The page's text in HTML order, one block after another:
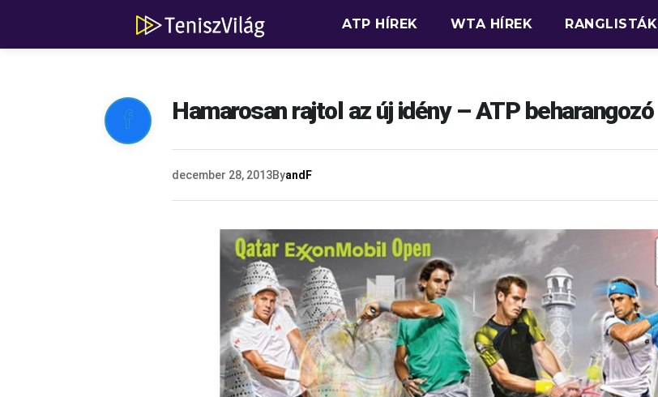
ATP HÍREK WTA HÍREK RANGLISTÁK
 Hamarosan rajtol az új idény – ATP beharangozó
december 28, 2013ByandF